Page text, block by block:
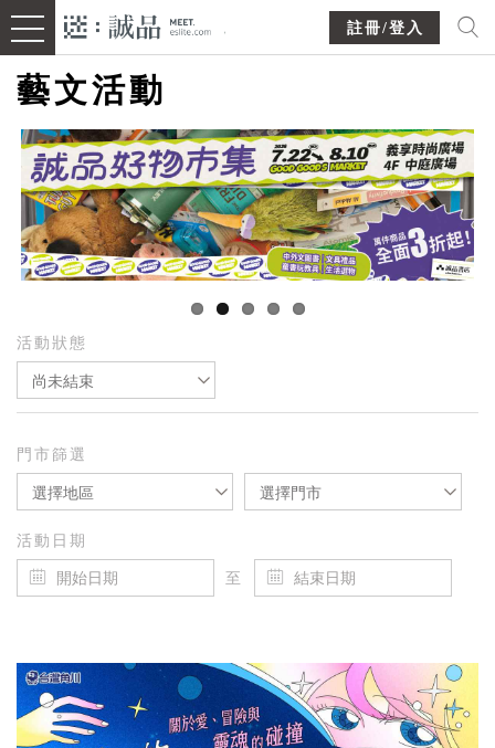
註冊/登入
藝文活動
活動狀態
尚未結束
門市篩選
選擇地區 選擇門市
活動日期
至